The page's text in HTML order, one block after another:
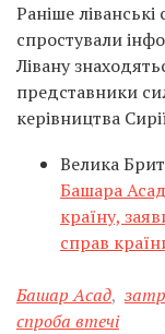
Раніше
спростували
Лівану
представники
керівництва
Велика
Башара
країну,
справ
Башар Асад,
спроба втечі